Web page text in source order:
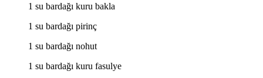
1 su bardağı kuru bakla
1 su bardağı pirinç
1 su bardağı nohut
1 su bardağı kuru fasulye